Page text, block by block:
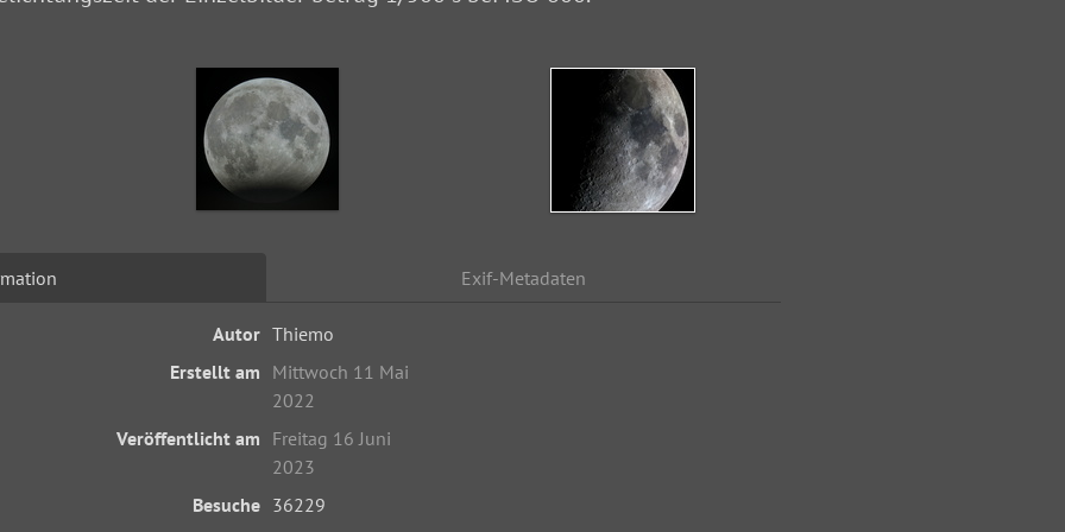
Exif-Metadaten
Autor Thiemo
Erstellt am Mittwoch 11 Mai
2022
Veröffentlicht am Freitag 16 Juni
2023
Besuche 36229